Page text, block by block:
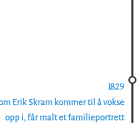
1829
Erik Skram kommer til å vokse
opp i, får malt et familieportrett